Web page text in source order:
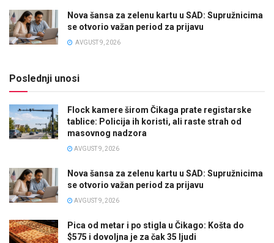
Nova šansa za zelenu kartu u SAD: Supružnicima
se otvorio važan period za prijavu
AVGUST 9, 2026
Poslednji unosi
Flock kamere širom Čikaga prate registarske
tablice: Policija ih koristi, ali raste strah od
masovnog nadzora
AVGUST 9, 2026
Nova šansa za zelenu kartu u SAD: Supružnicima
se otvorio važan period za prijavu
AVGUST 9, 2026
Pica od metar i po stigla u Čikago: Košta do
$575 i dovoljna je za čak 35 ljudi